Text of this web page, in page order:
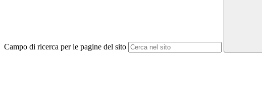
Campo di ricerca per le pagine del sito